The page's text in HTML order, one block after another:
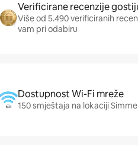
Verificirane recenzije
Više od 5.490 verificiranih
vam pri odabiru
Dostupnost Wi-Fi mreže
150 smještaja na lokaciji